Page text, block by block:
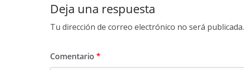
Deja una respuesta
Tu dirección de correo electrónico no será publicada.
Comentario *